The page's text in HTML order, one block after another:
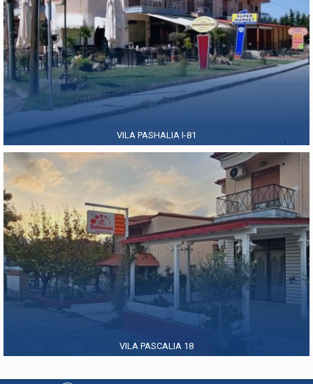
VILA PASHALIA I-81
VILA PASCALIA 18